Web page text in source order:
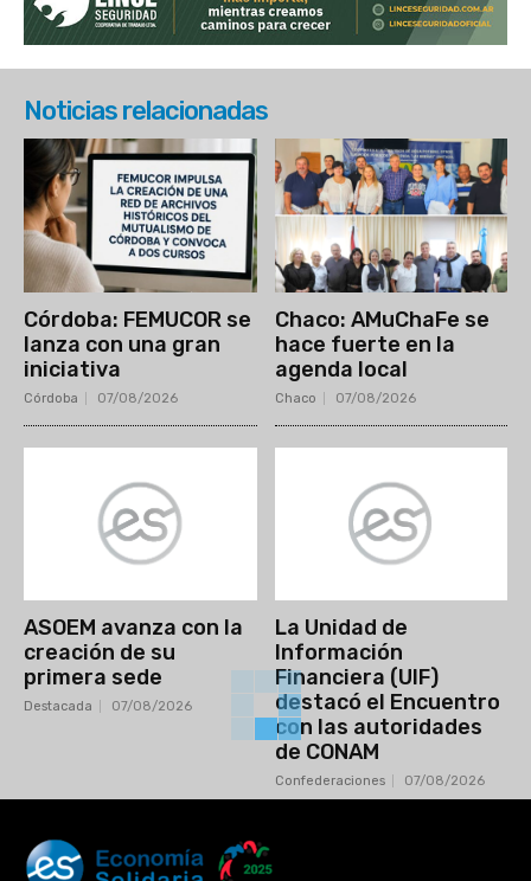
Noticias relacionadas
Córdoba: FEMUCOR se
lanza con una gran
iniciativa
Córdoba 07/08/2026
Chaco: AMuChaFe se
hace fuerte en la
agenda local
Chaco 07/08/2026
ASOEM avanza con la
creación de su
primera sede
Destacada 07/08/2026
La Unidad de
Información
Financiera (UIF)
destacó el Encuentro
con las autoridades
de CONAM
Confederaciones 07/08/2026